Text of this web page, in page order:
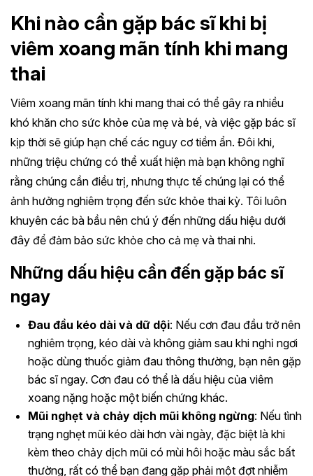
Khi nào cần gặp bác sĩ khi bị
viêm xoang mãn tính khi mang
thai
Viêm xoang mãn tính khi mang thai có thể gây ra nhiều
khó khăn cho sức khỏe của mẹ và bé, và việc gặp bác sĩ
kịp thời sẽ giúp hạn chế các nguy cơ tiềm ẩn. Đôi khi,
những triệu chứng có thể xuất hiện mà bạn không nghĩ
rằng chúng cần điều trị, nhưng thực tế chúng lại có thể
ảnh hưởng nghiêm trọng đến sức khỏe thai kỳ. Tôi luôn
khuyên các bà bầu nên chú ý đến những dấu hiệu dưới
đây để đảm bảo sức khỏe cho cả mẹ và thai nhi.
Những dấu hiệu cần đến gặp bác sĩ
ngay
Đau đầu kéo dài và dữ dội: Nếu cơn đau đầu trở nên
nghiêm trọng, kéo dài và không giảm sau khi nghỉ ngơi
hoặc dùng thuốc giảm đau thông thường, bạn nên gặp
bác sĩ ngay. Cơn đau có thể là dấu hiệu của viêm
xoang nặng hoặc một biến chứng khác.
Mũi nghẹt và chảy dịch mũi không ngừng: Nếu tình
trạng nghẹt mũi kéo dài hơn vài ngày, đặc biệt là khi
kèm theo chảy dịch mũi có mùi hôi hoặc màu sắc bất
thường, rất có thể bạn đang gặp phải một đợt nhiễm